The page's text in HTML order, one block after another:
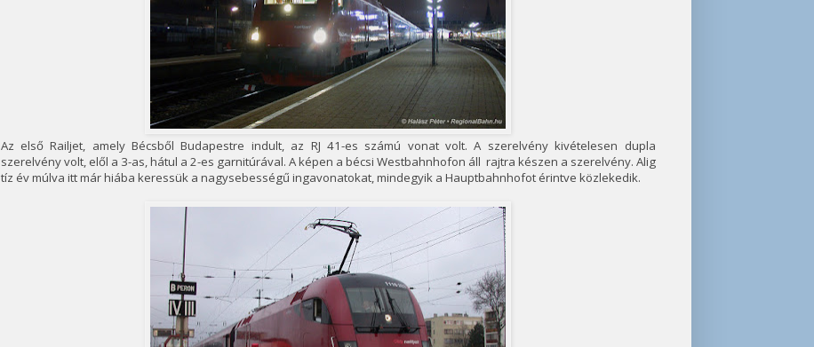
Az első Railjet, amely Bécsből Budapestre indult, az RJ 41-es számú vonat volt. A szerelvény kivételesen dupla
szerelvény volt, elől a 3-as, hátul a 2-es garnitúrával. A képen a bécsi Westbahnhofon áll rajtra készen a szerelvény. Alig
tíz év múlva itt már hiába keressük a nagysebességű ingavonatokat, mindegyik a Hauptbahnhofot érintve közlekedik.